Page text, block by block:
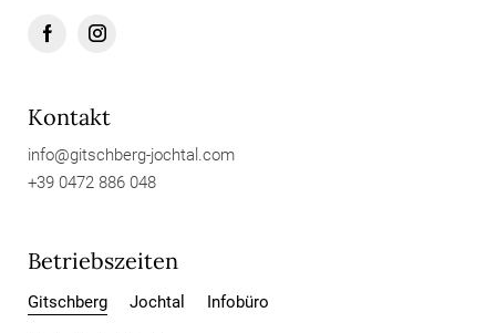
Kontakt
info@gitschberg-jochtal. com
+39 0472 886 048
Betriebszeiten
Gitschberg Jochtal Infobüro